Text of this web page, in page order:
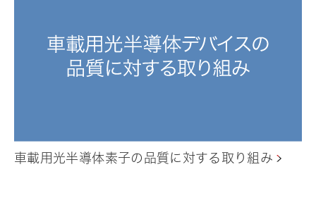
車載用光半導体素子の品質に対する取り組み